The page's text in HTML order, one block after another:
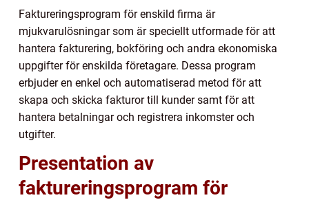
Faktureringsprogram för enskild firma är
mjukvarulösningar som är speciellt utformade för att
hantera fakturering, bokföring och andra ekonomiska
uppgifter för enskilda företagare. Dessa program
erbjuder en enkel och automatiserad metod för att
skapa och skicka fakturor till kunder samt för att
hantera betalningar och registrera inkomster och
utgifter.
Presentation av
faktureringsprogram för